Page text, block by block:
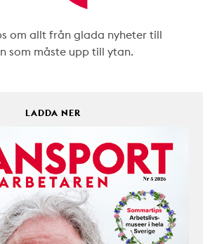
om allt från glada nyheter till
som måste upp till ytan.
LADDA NER